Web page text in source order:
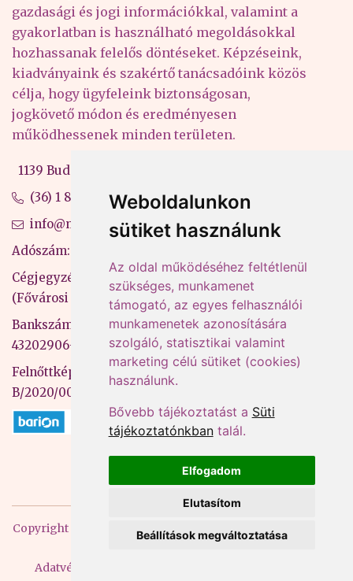
Weboldalunkon
sütiket használunk
Az oldal működéséhez feltétlenül
szükséges, munkamenet
támogató, az egyes felhasználói
munkamenetek azonosítására
szolgáló, statisztikai valamint
marketing célú sütiket (cookies)
használunk.
Bővebb tájékoztatást a Süti
tájékoztatónkbantalál.
Elfogadom
Elutasítom
Beállítások megváltoztatása
gazdasági és jogi információkkal, valamint a
gyakorlatban is használható megoldásokkal
hozhassanak felelős döntéseket. Képzéseink,
kiadványaink és szakértő tanácsadóink közös
célja, hogy ügyfeleink biztonságosan,
jogkövető módon és eredményesen
működhessenek minden területen.
1139 Budapest, Váci út 99-105. 4. em.
(36) 1 880 76 00
info@mprx.hu
Adószám: 13598145-2-41
Cégjegyzékszám: 01-09-883770
(Fővárosi Bíróság)
Bankszámlaszám: CIB Bank, 10700581-
43202906-51100005
Felnőttképzési nyilvántartási szám:
B/2020/000053
Copyright 2026 Mprx. Minden jog fenntartva
Adatvédelem